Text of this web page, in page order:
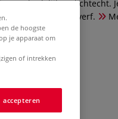
onschadelijk en lichtecht.
andere aquarelverf.
de hoogste
je apparaat om
of intrekken
accepteren